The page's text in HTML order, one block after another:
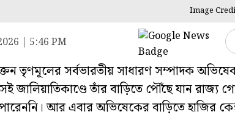
Image
| 5:46 PM
তৃণমূলের সর্বভারতীয় সাধারণ সম্পাদক
তাঁর বাড়িতে পৌঁছে যান রাজ্য
আর এবার অভিষেকের বাড়িতে হাজির